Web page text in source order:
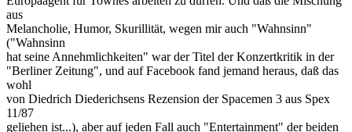
aus
Melancholie, Humor, Skurillität, wegen mir auch "Wahnsinn"
("Wahnsinn
hat seine Annehmlichkeiten" war der Titel der Konzertkritik in der
"Berliner Zeitung", und auf Facebook fand jemand heraus, daß das
wohl
von Diedrich Diederichsens Rezension der Spacemen 3 aus Spex
11/87
geliehen ist...), aber auf jeden Fall auch "Entertainment" der beiden